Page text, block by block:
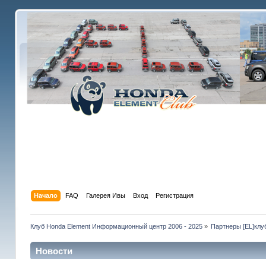
Начало FAQ Галерея Ивы Вход Регистрация
Клуб Honda Element Информационный центр 2006 - 2025» Партнеры
Новости